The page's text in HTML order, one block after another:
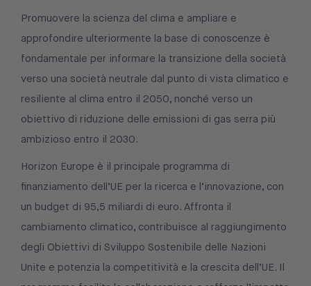
Promuovere la scienza del clima e ampliare e
approfondire ulteriormente la base di conoscenze è
fondamentale per informare la transizione della società
verso una società neutrale dal punto di vista climatico e
resiliente al clima entro il 2050, nonché verso un
obiettivo di riduzione delle emissioni di gas serra più
ambizioso entro il 2030.
Horizon Europe è il principale programma di
finanziamento dell’UE per la ricerca e l’innovazione, con
un budget di 95,5 miliardi di euro. Affronta il
cambiamento climatico, contribuisce al raggiungimento
degli Obiettivi di Sviluppo Sostenibile delle Nazioni
Unite e potenzia la competitività e la crescita dell’UE. Il